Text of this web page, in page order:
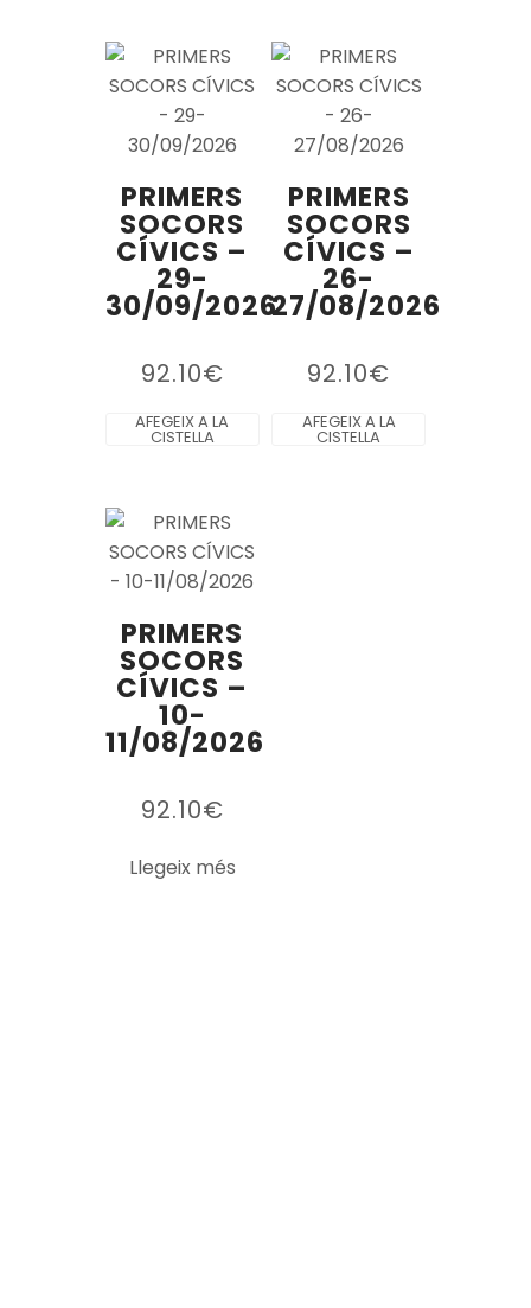
PRIMERS
SOCORS
CÍVICS –
29-
30/09/2026
92.10€
AFEGEIX A LA
CISTELLA
PRIMERS
SOCORS
CÍVICS –
26-
27/08/2026
92.10€
AFEGEIX A LA
CISTELLA
PRIMERS
SOCORS
CÍVICS –
10-
11/08/2026
92.10€
Llegeix més